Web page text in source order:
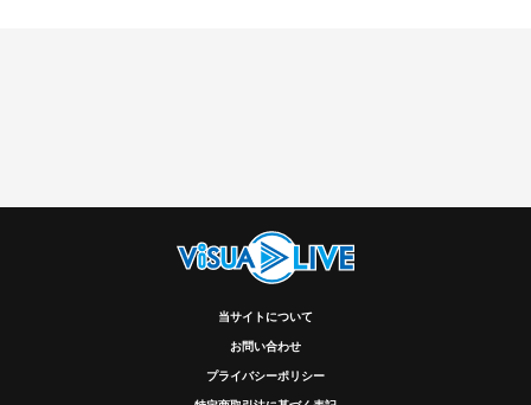
当サイトについて
お問い合わせ
プライバシーポリシー